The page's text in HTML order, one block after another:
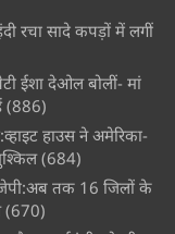
रचा सादे कपड़ों में लगीं
ईशा देओल बोलीं- मां
(886)
हाउस ने अमेरिका-
(684)
तक 16 जिलों के
(670)